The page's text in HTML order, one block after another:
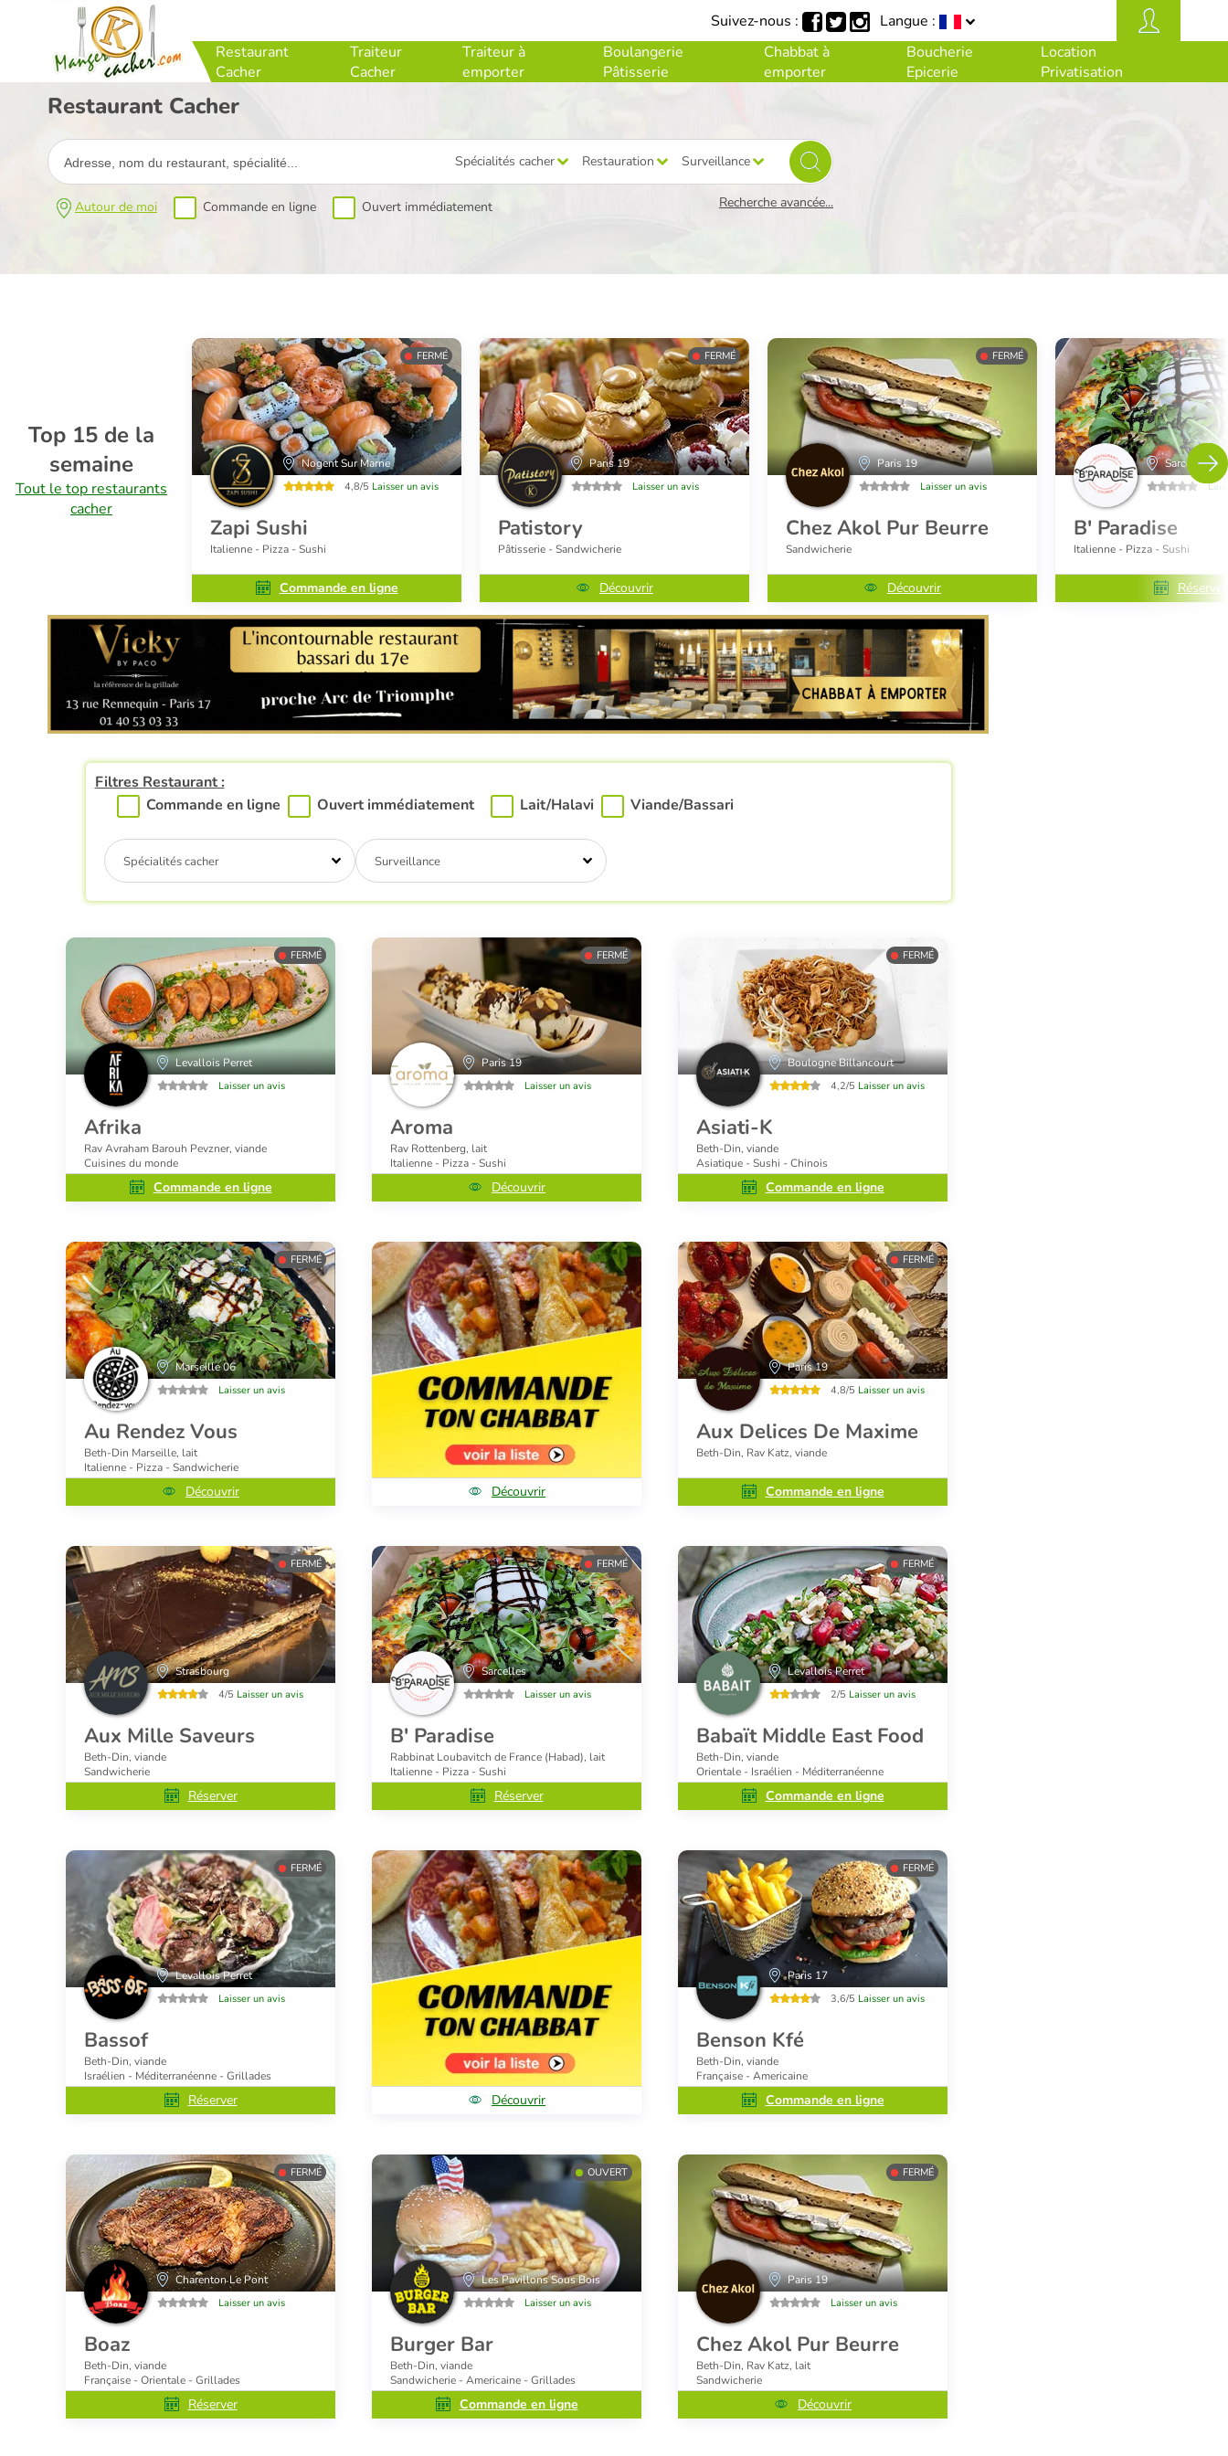
Langue :
Restaurant
Cacher
Traiteur
Cacher
Traiteur à
emporter
Boulangerie
Pâtisserie
Chabbat à
emporter
Boucherie
Epicerie
Location
Privatisation
Suivez-nous :
Restaurant Cacher
Spécialités cacher Restauration Surveillance
Autour de moi Commande en ligne Ouvert immédiatement Recherche avancée...
Top 15 de la
semaine
Tout le top restaurants
cacher
Paris 17
4,5/5Laisser un avis
FERMÉ
Nogent Sur Marne
4,8/5 Laisser un avis
Zapi Sushi
Italienne - Pizza - Sushi
Commande en ligne
FERMÉ
Paris 19
Laisser un avis
Patistory
Pâtisserie - Sandwicherie
Découvrir
FERMÉ
Paris 19
Laisser un avis
Chez Akol Pur Beurre
Sandwicherie
Découvrir
Sarcelles
B' Paradise
Italienne - Pizza - Sushi
Réserver
Filtres Restaurant :
Commande en ligne
Ouvert immédiatement Lait/Halavi Viande/Bassari
Spécialités cacher Surveillance
FERMÉ
Levallois Perret
Laisser un avis
Afrika
Rav Avraham Barouh Pevzner, viande
Cuisines du monde
Commande en ligne
FERMÉ
Paris 19
Laisser un avis
Aroma
Rav Rottenberg, lait
Italienne - Pizza - Sushi
Découvrir
FERMÉ
Boulogne Billancourt
4,2/5 Laisser un avis
Asiati-K
Beth-Din, viande
Asiatique - Sushi - Chinois
Commande en ligne
FERMÉ
Marseille 06
Laisser un avis
Au Rendez Vous
Beth-Din Marseille, lait
Italienne - Pizza - Sandwicherie
Découvrir Découvrir
FERMÉ
Paris 19
4,8/5 Laisser un avis
Aux Delices De Maxime
Beth-Din, Rav Katz, viande
Commande en ligne
FERMÉ
Strasbourg
4/5 Laisser un avis
Aux Mille Saveurs
Beth-Din, viande
Sandwicherie
Réserver
FERMÉ
Sarcelles
Laisser un avis
B' Paradise
Rabbinat Loubavitch de France (Habad), lait
Italienne - Pizza - Sushi
Réserver
FERMÉ
Levallois Perret
2/5 Laisser un avis
Babaït Middle East Food
Beth-Din, viande
Orientale - Israélien - Méditerranéenne
Commande en ligne
FERMÉ
Levallois Perret
Laisser un avis
Bassof
Beth-Din, viande
Israélien - Méditerranéenne - Grillades
Réserver Découvrir
FERMÉ
Paris 17
3,6/5 Laisser un avis
Benson Kfé
Beth-Din, viande
Française - Americaine
Commande en ligne
FERMÉ
Charenton Le Pont
Laisser un avis
Boaz
Beth-Din, viande
Française - Orientale - Grillades
Réserver
OUVERT
Les Pavillons Sous Bois
Laisser un avis
Burger Bar
Beth-Din, viande
Sandwicherie - Americaine - Grillades
Commande en ligne
FERMÉ
Paris 19
Laisser un avis
Chez Akol Pur Beurre
Beth-Din, Rav Katz, lait
Sandwicherie
Découvrir